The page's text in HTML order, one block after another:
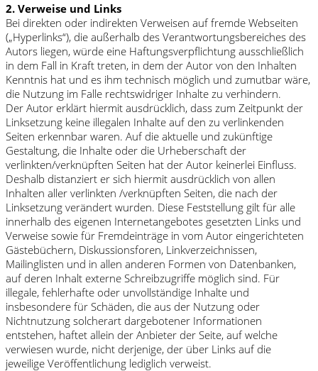
2. Verweise und Links
Bei direkten oder indirekten Verweisen auf fremde Webseiten
(„Hyperlinks“), die außerhalb des Verantwortungsbereiches des
Autors liegen, würde eine Haftungsverpflichtung ausschließlich
in dem Fall in Kraft treten, in dem der Autor von den Inhalten
Kenntnis hat und es ihm technisch möglich und zumutbar wäre,
die Nutzung im Falle rechtswidriger Inhalte zu verhindern.
Der Autor erklärt hiermit ausdrücklich, dass zum Zeitpunkt der
Linksetzung keine illegalen Inhalte auf den zu verlinkenden
Seiten erkennbar waren. Auf die aktuelle und zukünftige
Gestaltung, die Inhalte oder die Urheberschaft der
verlinkten/verknüpften Seiten hat der Autor keinerlei Einfluss.
Deshalb distanziert er sich hiermit ausdrücklich von allen
Inhalten aller verlinkten /verknüpften Seiten, die nach der
Linksetzung verändert wurden. Diese Feststellung gilt für alle
innerhalb des eigenen Internetangebotes gesetzten Links und
Verweise sowie für Fremdeinträge in vom Autor eingerichteten
Gästebüchern, Diskussionsforen, Linkverzeichnissen,
Mailinglisten und in allen anderen Formen von Datenbanken,
auf deren Inhalt externe Schreibzugriffe möglich sind. Für
illegale, fehlerhafte oder unvollständige Inhalte und
insbesondere für Schäden, die aus der Nutzung oder
Nichtnutzung solcherart dargebotener Informationen
entstehen, haftet allein der Anbieter der Seite, auf welche
verwiesen wurde, nicht derjenige, der über Links auf die
jeweilige Veröffentlichung lediglich verweist.